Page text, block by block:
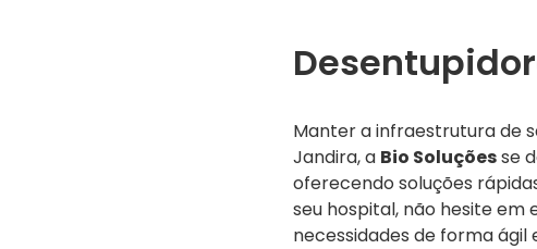
Manter a infraestrutura de
Jandira, a Bio Soluçõesse
oferecendo soluções
seu hospital, não hesite
necessidades de forma ágil